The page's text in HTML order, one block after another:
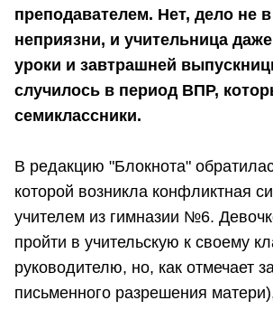
преподавателем. Нет, дело не
неприязни, и учительница
уроки и завтрашней
случилось в период ВПР,
семиклассники.
В редакцию "Блокнота"
которой возникла конфликтная
учителем из гимназии №6.
пройти в учительскую к своему
руководителю, но, как отмечает
письменного разрешения